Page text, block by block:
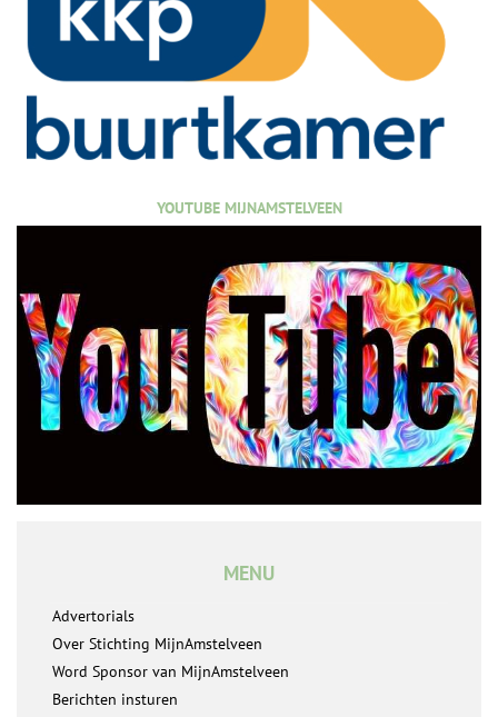
YOUTUBE MIJNAMSTELVEEN
MENU
Advertorials
Over Stichting MijnAmstelveen
Word Sponsor van MijnAmstelveen
Berichten insturen